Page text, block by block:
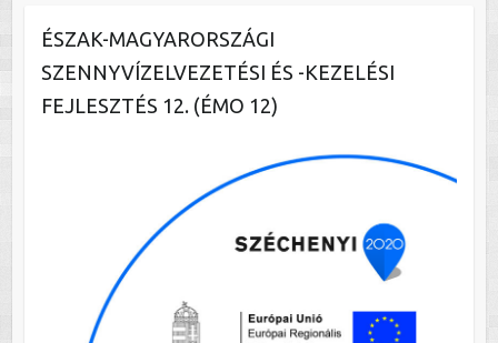
ÉSZAK-MAGYARORSZÁGI
SZENNYVÍZELVEZETÉSI ÉS -KEZELÉSI
FEJLESZTÉS 12. (ÉMO 12)